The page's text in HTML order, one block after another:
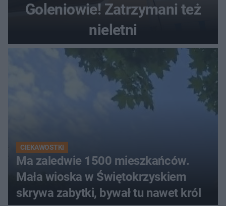
Goleniowie! Zatrzymani też
nieletni
CIEKAWOSTKI
Ma zaledwie 1500 mieszkańców.
Mała wioska w Świętokrzyskiem
skrywa zabytki, bywał tu nawet król